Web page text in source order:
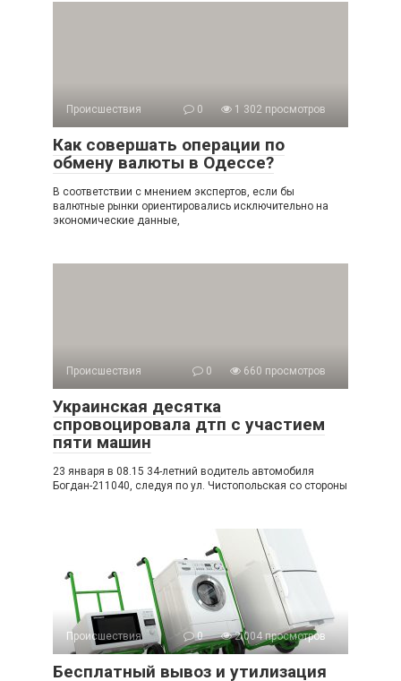
Происшествия 0 1 302 просмотров
Как совершать операции по
обмену валюты в Одессе?
В соответствии с мнением экспертов, если бы
валютные рынки ориентировались исключительно на
экономические данные,
Происшествия 0 660 просмотров
Украинская десятка
спровоцировала дтп с участием
пяти машин
23 января в 08.15 34-летний водитель автомобиля
Богдан-211040, следуя по ул. Чистопольская со стороны
Происшествия 0 2 004 просмотров
Бесплатный вывоз и утилизация